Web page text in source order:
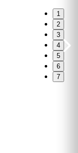
1
2
3
4
5
6
7